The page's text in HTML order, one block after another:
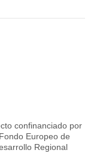
confinanciado por
Europeo de
Regional